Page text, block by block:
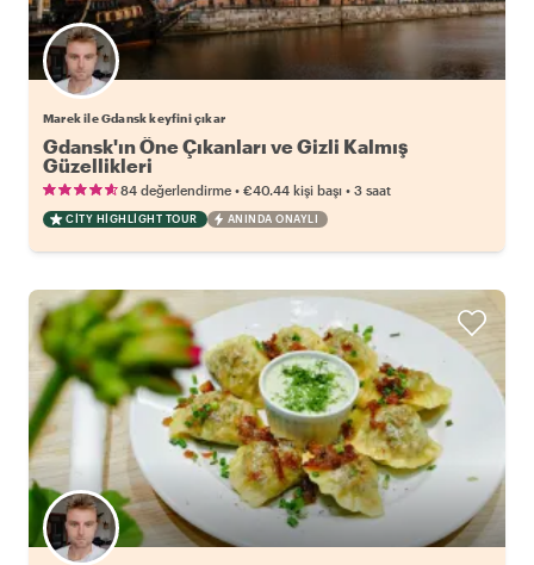
Marek ile Gdansk keyfini çıkar
Gdansk'ın Öne Çıkanları ve Gizli Kalmış
Güzellikleri
84 değerlendirme • €40.44 kişi başı • 3 saat
CITY HIGHLIGHT TOUR ANINDA ONAYLI